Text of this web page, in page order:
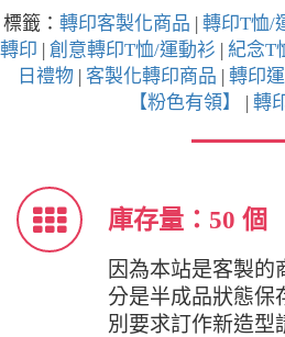
標籤： 轉印客製化商品 | 轉印T恤/
轉印 | 創意轉印T恤/運動衫 | 紀念T
日禮物| 客製化轉印商品 | 轉印
【粉色有領】
| 轉
庫存量：50 個
因為本站是客製的
分是半成品狀態保
別要求訂作新造型